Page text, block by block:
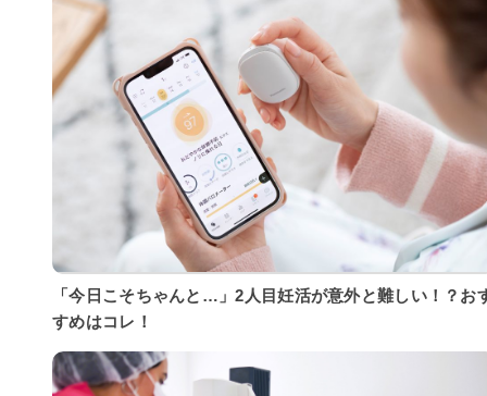
「今日こそちゃんと…」2人目妊活が意外と難しい！？お
すめはコレ！